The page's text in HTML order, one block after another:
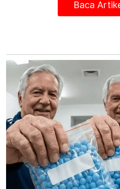
Muat turun aplikasi
Rumah
Orang Asli
Tertimbus
Baca